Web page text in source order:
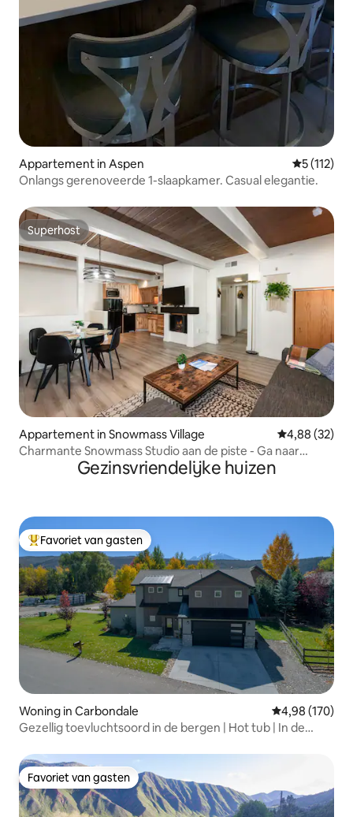
Appartement in Aspen
5 (112)
Onlangs gerenoveerde 1-slaapkamer. Casual elegantie.
Superhost
Superhost
Appartement in Snowmass Village Gemiddelde
4,88 (32)
Charmante Snowmass Studio aan de piste - Ga naar
Gezinsvriendelijke huizen
Topfavoriet van gasten
Favoriet van gasten
Woning in Carbondale Gemiddelde
4,98 (170)
Gezellig toevluchtsoord in de bergen | Hot tub | In de
Favoriet van gasten
Favoriet van gasten